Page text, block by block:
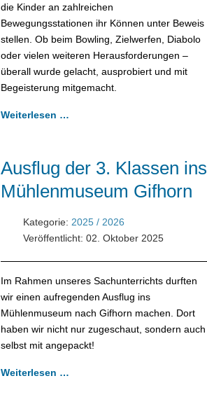
die Kinder an zahlreichen
Bewegungsstationen ihr Können unter Beweis
stellen. Ob beim Bowling, Zielwerfen, Diabolo
oder vielen weiteren Herausforderungen –
überall wurde gelacht, ausprobiert und mit
Begeisterung mitgemacht.
Weiterlesen …
Ausflug der 3. Klassen ins
Mühlenmuseum Gifhorn
Kategorie: 2025 / 2026
Veröffentlicht: 02. Oktober 2025
Im Rahmen unseres Sachunterrichts durften
wir einen aufregenden Ausflug ins
Mühlenmuseum nach Gifhorn machen. Dort
haben wir nicht nur zugeschaut, sondern auch
selbst mit angepackt!
Weiterlesen …